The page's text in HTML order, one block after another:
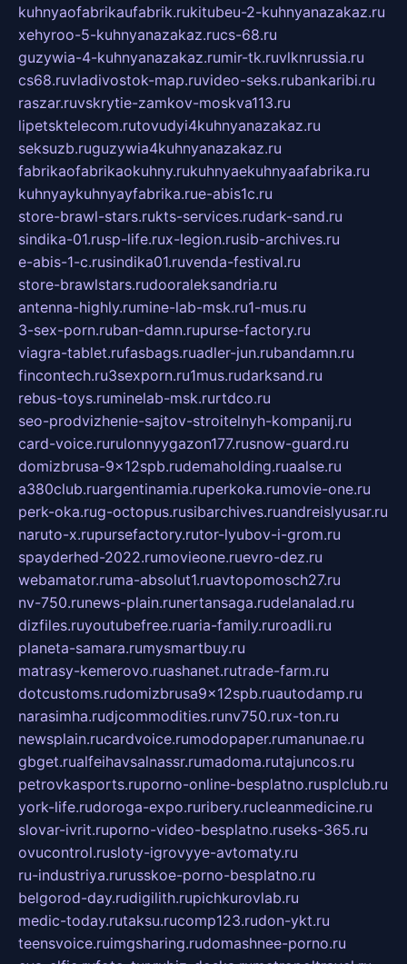
kuhnyaofabrikaufabrik.rukitubeu-2-kuhnyanazakaz.ru
xehyroo-5-kuhnyanazakaz.rucs-68.ru
guzywia-4-kuhnyanazakaz.rumir-tk.ruvlknrussia.ru
cs68.ruvladivostok-map.ruvideo-seks.rubankaribi.ru
raszar.ruvskrytie-zamkov-moskva113.ru
lipetsktelecom.rutovudyi4kuhnyanazakaz.ru
seksuzb.ruguzywia4kuhnyanazakaz.ru
fabrikaofabrikaokuhny.rukuhnyaekuhnyaafabrika.ru
kuhnyaykuhnyayfabrika.rue-abis1c.ru
store-brawl-stars.rukts-services.rudark-sand.ru
sindika-01.rusp-life.rux-legion.rusib-archives.ru
e-abis-1-c.rusindika01.ruvenda-festival.ru
store-brawlstars.rudooraleksandria.ru
antenna-highly.rumine-lab-msk.ru1-mus.ru
3-sex-porn.ruban-damn.rupurse-factory.ru
viagra-tablet.rufasbags.ruadler-jun.rubandamn.ru
fincontech.ru3sexporn.ru1mus.rudarksand.ru
rebus-toys.ruminelab-msk.rurtdco.ru
seo-prodvizhenie-sajtov-stroitelnyh-kompanij.ru
card-voice.rurulonnyygazon177.rusnow-guard.ru
domizbrusa-9x12spb.rudemaholding.ruaalse.ru
a380club.ruargentinamia.ruperkoka.rumovie-one.ru
perk-oka.rug-octopus.rusibarchives.ruandreislyusar.ru
naruto-x.rupursefactory.rutor-lyubov-i-grom.ru
spayderhed-2022.rumovieone.ruevro-dez.ru
webamator.ruma-absolut1.ruavtopomosch27.ru
nv-750.runews-plain.runertansaga.rudelanalad.ru
dizfiles.ruyoutubefree.ruaria-family.ruroadli.ru
planeta-samara.rumysmartbuy.ru
matrasy-kemerovo.ruashanet.rutrade-farm.ru
dotcustoms.rudomizbrusa9x12spb.ruautodamp.ru
narasimha.rudjcommodities.runv750.rux-ton.ru
newsplain.rucardvoice.rumodopaper.rumanunae.ru
gbget.rualfeihavsalnassr.rumadoma.rutajuncos.ru
petrovkasports.ruporno-online-besplatno.rusplclub.ru
york-life.rudoroga-expo.ruribery.rucleanmedicine.ru
slovar-ivrit.ruporno-video-besplatno.ruseks-365.ru
ovucontrol.rusloty-igrovyye-avtomaty.ru
ru-industriya.rurusskoe-porno-besplatno.ru
belgorod-day.rudigilith.rupichkurovlab.ru
medic-today.rutaksu.rucomp123.rudon-ykt.ru
teensvoice.ruimgsharing.rudomashnee-porno.ru